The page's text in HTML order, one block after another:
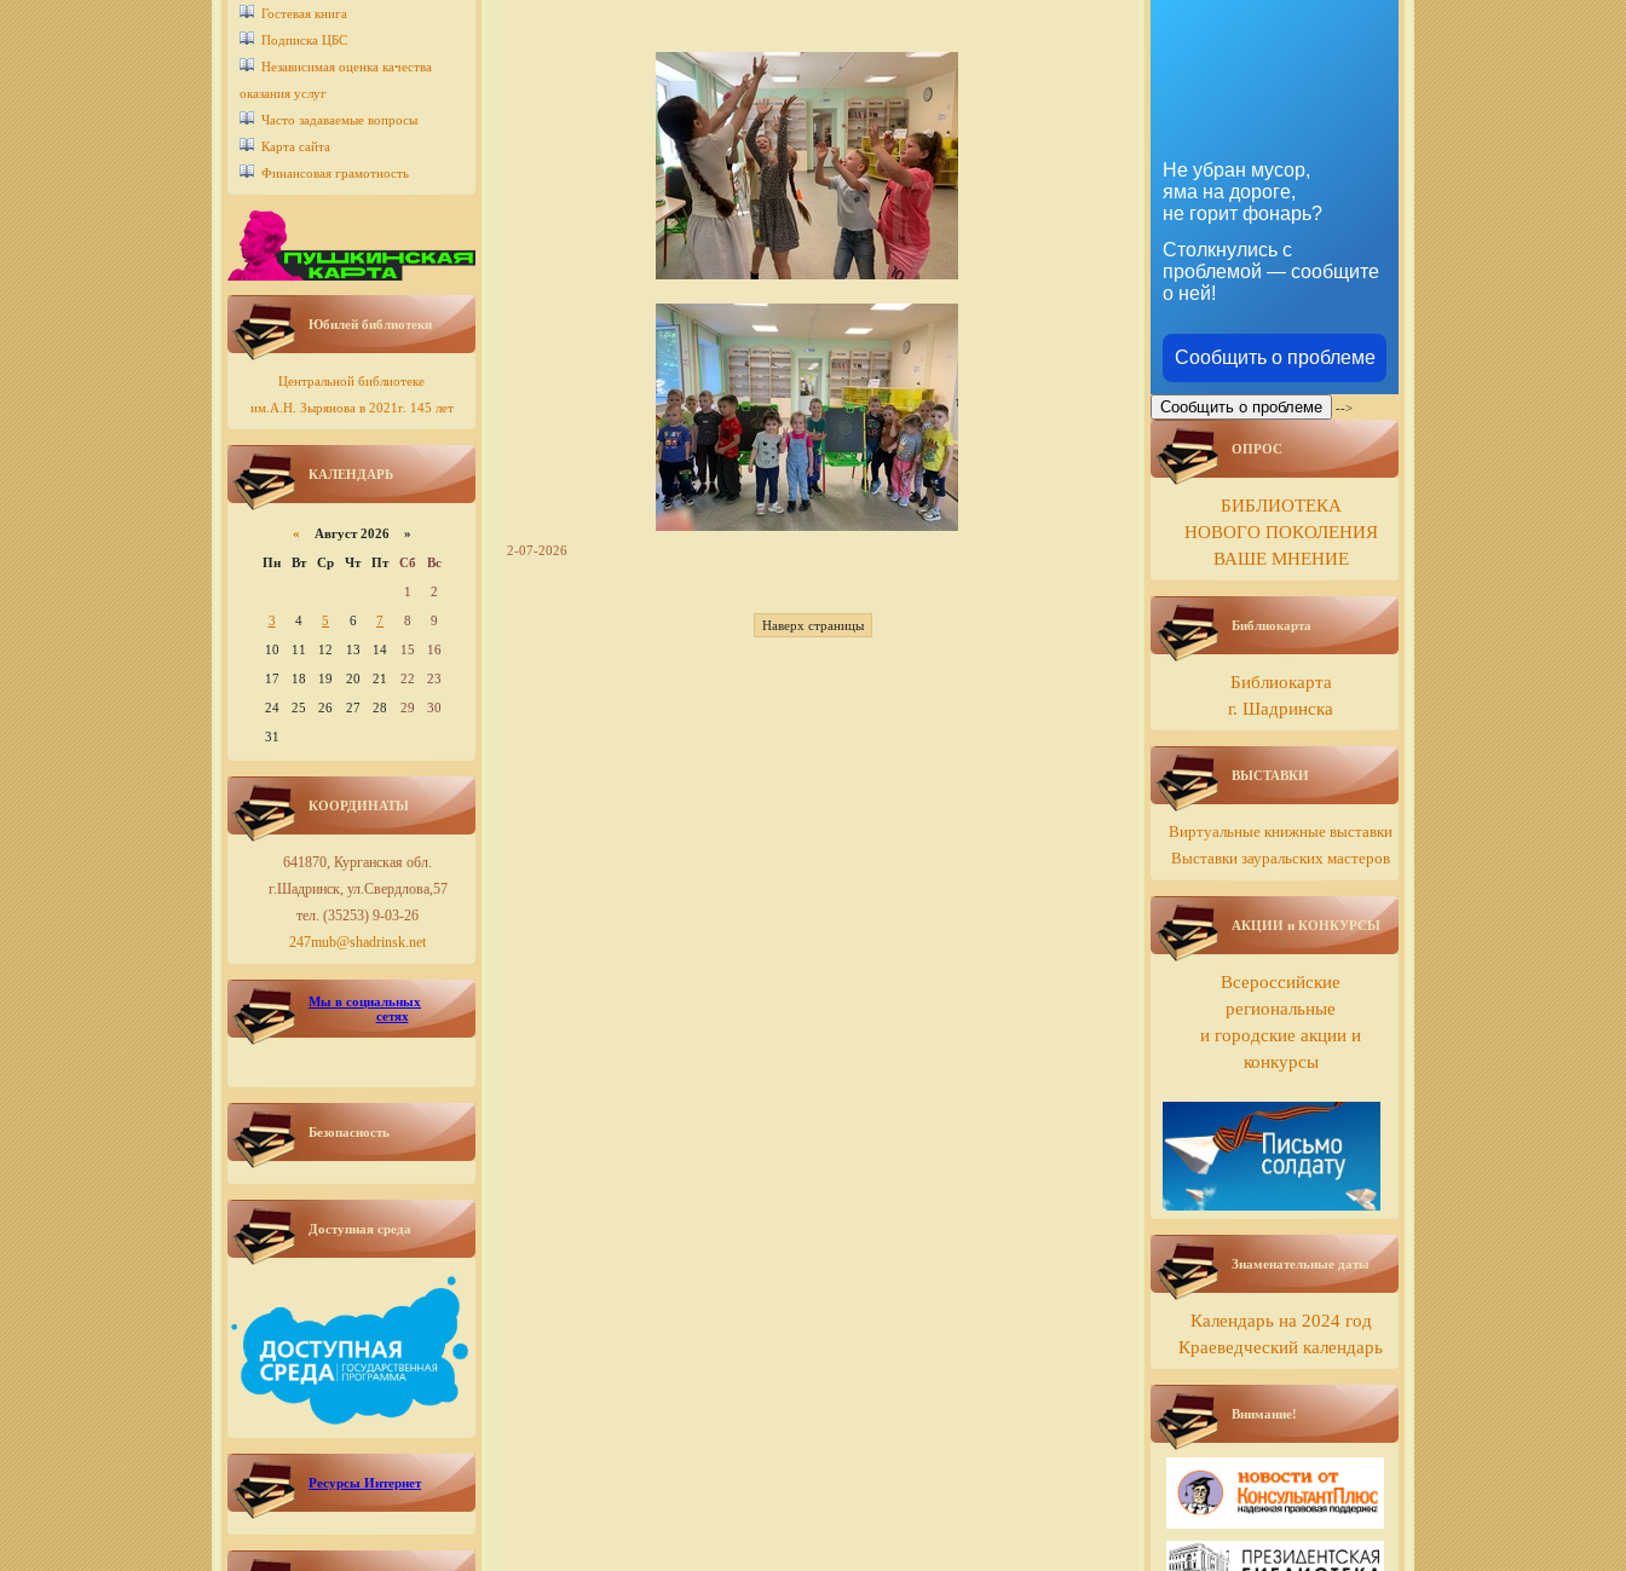
Гостевая книга
Подписка ЦБС
Независимая оценка качества
оказания услуг
Часто задаваемые вопросы
Карта сайта
Финансовая грамотность
Юбилей библиотеки
Центральной библиотеке
им.А.Н. Зырянова в 2021г. 145 лет
КАЛЕНДАРЬ
« Август 2026 »
Пн
Вт Ср Чт Пт Сб
Вс
1
2
3
4 5 6 7 8
9
10
11 12 13 14 15
16
17
18 19 20 21 22
23
24
25 26 27 28 29
30
31
КООРДИНАТЫ
641870, Курганская обл.
г.Шадринск, ул.Свердлова,57
тел. (35253) 9-03-26
247mub@shadrinsk.net
Мы в социальных
сетях
Безопасность
Доступная среда
Ресурсы Интернет
2-07-2026
Наверх страницы
Не убран мусор,
яма на дороге,
не горит фонарь?
Столкнулись с
проблемой — сообщите
о ней!
Сообщить о проблеме
Сообщить о проблеме -->
ОПРОС
БИБЛИОТЕКА
НОВОГО ПОКОЛЕНИЯ
ВАШЕ МНЕНИЕ
Библиокарта
Библиокарта
г. Шадринска
ВЫСТАВКИ
Виртуальные книжные выставки
Выставки зауральских мастеров
АКЦИИ и КОНКУРСЫ
Всероссийские
региональные
и городские акции и
конкурсы
Знаменательные даты
Календарь на 2024 год
Краеведческий календарь
Внимание!